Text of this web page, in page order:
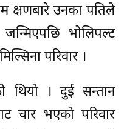
क्षणबारे उनका पतिले
भोलिपल्ट
परिवार ।
थियो । दुई सन्तान
चार भएको परिवार